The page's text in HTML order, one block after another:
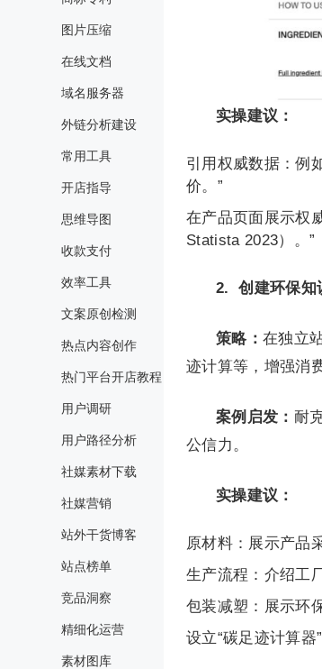
图片压缩
在线文档
域名服务器
外链分析建设
常用工具
开店指导
思维导图
收款支付
效率工具
文案原创检测
热点内容创作
热门平台开店教程
用户调研
用户路径分析
社媒素材下载
社媒营销
站外干货博客
站点榜单
竞品洞察
精细化运营
素材图库
实操建议：
引用权威数据：例
价。”
在产品页面展示权
Statista 2023）。”
2. 创建环保知
策略： 在独立
迹计算等，增强消
案例启发： 耐
公信力。
实操建议：
原材料：展示产品
生产流程：介绍工
包装减塑：展示环
设立“碳足迹计算器